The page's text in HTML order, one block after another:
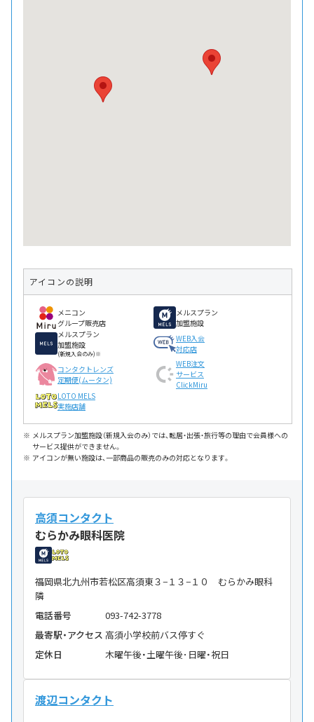
アイコンの説明
メニコン
グループ販売店
メルスプラン
加盟施設
メルスプラン
加盟施設
(新規入会のみ)※
WEB入会
対応店
コンタクトレンズ
定期便(ムータン)
WEB注文
サービス
ClickMiru
LOTO MELS
実施店舗
メルスプラン加盟施設（新規入会のみ）では、転居・出張・旅行等の理由で会員様への
サービス提供ができません。
アイコンが無い施設は、一部商品の販売のみの対応となります。
高須コンタクト
むらかみ眼科医院
福岡県北九州市若松区高須東３−１３−１０ むらかみ眼科
隣
電話番号
093-742-3778
最寄駅・アクセス 高須小学校前バス停すぐ
定休日
木曜午後・土曜午後･日曜・祝日
渡辺コンタクト